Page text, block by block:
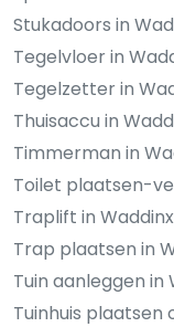
Stukadoors in
Tegelvloer in
Tegelzetter in
Thuisaccu in
Timmerman in
Toilet plaatsen-
Traplift in
Trap plaatsen in
Tuin aanleggen in
Tuinhuis plaatsen